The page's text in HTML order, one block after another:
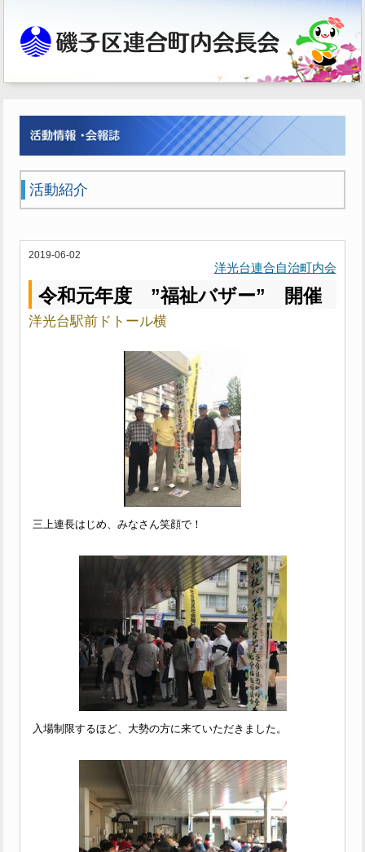
活動紹介
2019-06-02
洋光台連合自治町内会
令和元年度 ”福祉バザー” 開催
洋光台駅前ドトール横
三上連長はじめ、みなさん笑顔で！
入場制限するほど、大勢の方に来ていただきました。